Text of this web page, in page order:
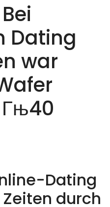
Dating
war
Dating
durch